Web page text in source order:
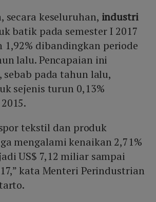
secara keseluruhan, industri
batik pada semester I 2017
dibandingkan periode
lalu. Pencapaian ini
pada tahun lalu,
sejenis turun 0,13%
tekstil dan produk
mengalami kenaikan 2,71%
US$ 7,12 miliar sampai
kata Menteri Perindustrian